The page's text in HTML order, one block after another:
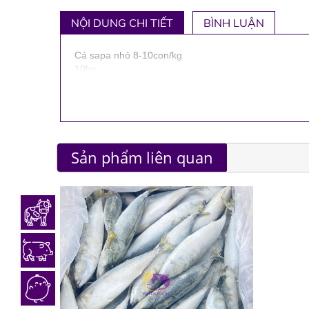
NỘI DUNG CHI TIẾT BÌNH LUẬN
Cá sapa nhỏ 8-10con/kg
10kg
Sản phẩm liên quan